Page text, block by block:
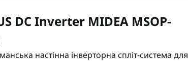
DC Inverter MIDEA MSOP-
настінна інверторна спліт-система для